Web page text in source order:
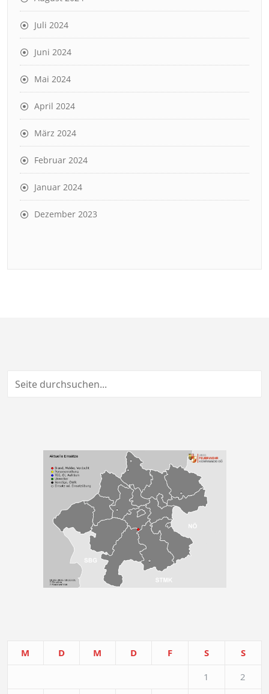
Juli 2024
Juni 2024
Mai 2024
April 2024
März 2024
Februar 2024
Januar 2024
Dezember 2023
M D M D F S
S
1
2